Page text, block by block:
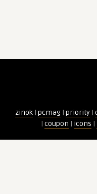
zinok | pcmag | priority |
| coupon | icons |